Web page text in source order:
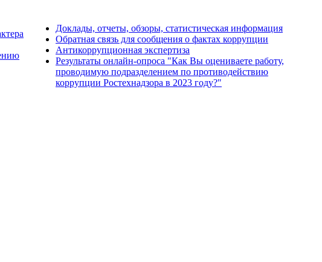
Доклады, отчеты, обзоры, статистическая информация
Обратная связь для сообщения о фактах коррупции
Антикоррупционная экспертиза
Результаты онлайн-опроса "Как Вы оцениваете работу,
проводимую подразделением по противодействию
коррупции Ростехнадзора в 2023 году?"